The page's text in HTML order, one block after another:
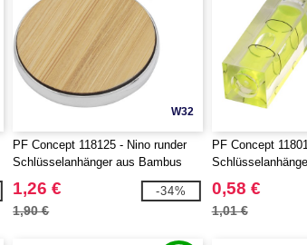
W32
PF Concept 118125 - Nino runder
Schlüsselanhänger aus Bambus
1,26 €
1,90 €
-34%
PF Concept
0,58 €
1,01 €